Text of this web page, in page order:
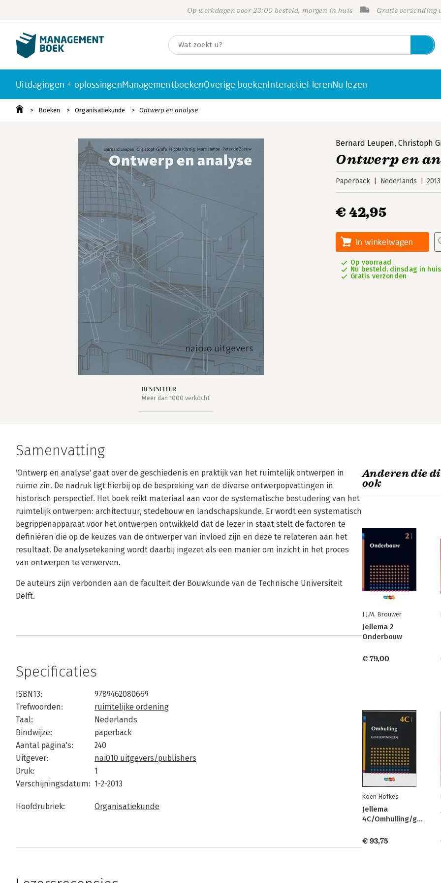
Op werkdagen voor 23:00 besteld, morgen in huis Gratis verzending
Uitdagingen + oplossingenManagementboekenOverige boekenInteractief lerenNu lezen
Boeken Organisatiekunde Ontwerp en analyse
BESTSELLER
Meer dan 1000 verkocht
Bernard Leupen, Christoph
Ontwerp en
Paperback Nederlands 2013
€ 42,95
In winkelwagen
Op voorraad
Nu besteld, dinsdag in huis
Gratis verzonden
Samenvatting
'Ontwerp en analyse' gaat over de geschiedenis en praktijk van het ruimtelijk ontwerpen in
ruime zin. De nadruk ligt hierbij op de bespreking van de diverse ontwerpopvattingen in
historisch perspectief. Het boek reikt materiaal aan voor de systematische bestudering van het
ruimtelijk ontwerpen: architectuur, stedebouw en landschapskunde. Er wordt een systematisch
begrippenapparaat voor het ontwerpen ontwikkeld dat de lezer in staat stelt de factoren te
definiëren die op de keuzes van de ontwerper van invloed zijn en deze te relateren aan het
resultaat. De analysetekening wordt daarbij ingezet als een manier om inzicht in het proces
van ontwerpen te verwerven.
De auteurs zijn verbonden aan de faculteit der Bouwkunde van de Technische Universiteit
Delft.
Specificaties
ISBN13:
9789462080669
Trefwoorden:
ruimtelijke ordening
Taal:
Nederlands
Bindwijze:
paperback
Aantal pagina's:
240
Uitgever:
nai010 uitgevers/publishers
Druk:
1
Verschijningsdatum: 1-2-2013
Hoofdrubriek: Organisatiekunde
Anderen die
ook
J.J.M. Brouwer
Jellema 2
Onderbouw
€ 79,00
Koen Hofkes
Jellema
4C/Omhulling/gevelopeningen
€ 93,75